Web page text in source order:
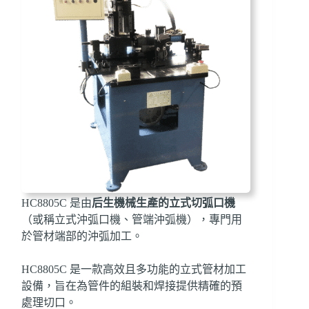
HC8805C 是由后生機械生產的立式切弧口機
（或稱立式沖弧口機、管端沖弧機），專門用
於管材端部的沖弧加工。
HC8805C 是一款高效且多功能的立式管材加工
設備，旨在為管件的組裝和焊接提供精確的預
處理切口。